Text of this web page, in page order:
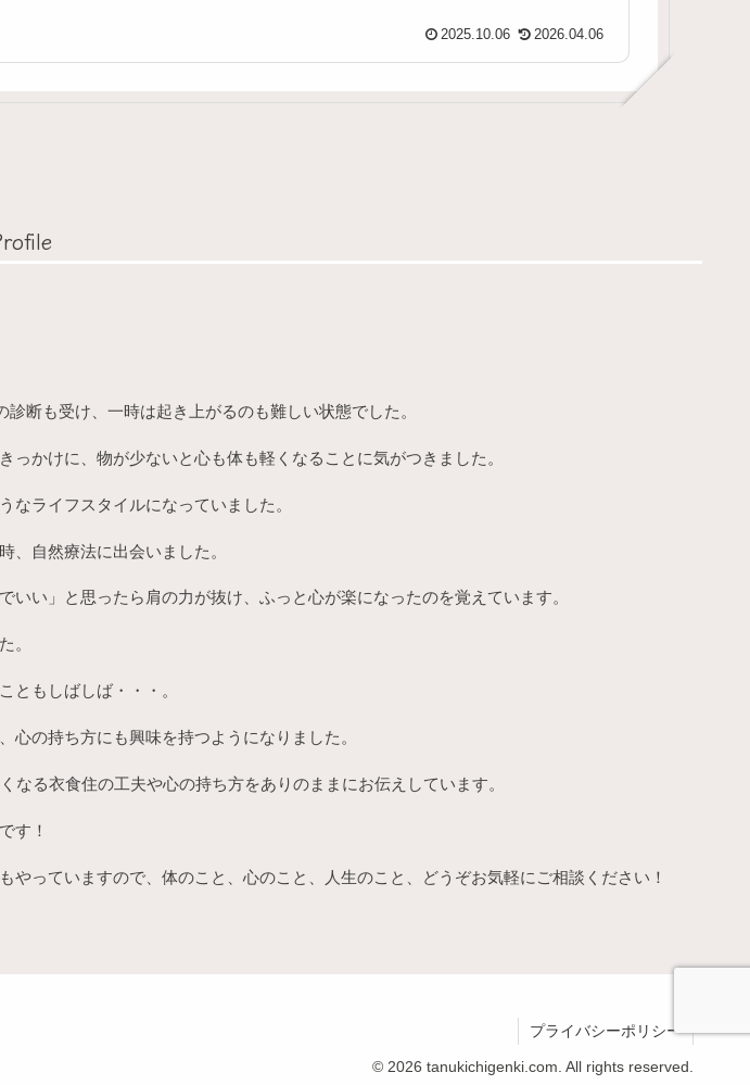
2025.10.06 2026.04.06
断も受け、一時は起き上がるのも難しい状態でした。
かけに、物が少ないと心も体も軽くなることに気がつきました。
なライフスタイルになっていました。
、自然療法に出会いました。
い」と思ったら肩の力が抜け、ふっと心が楽になったのを覚えています。
。
ともしばしば・・・。
の持ち方にも興味を持つようになりました。
る衣食住の工夫や心の持ち方をありのままにお伝えしています。
す！
っていますので、体のこと、心のこと、人生のこと、どうぞお気軽にご相談ください！
プライバシーポリシー
© 2026 tanukichigenki.com. All rights reserved.